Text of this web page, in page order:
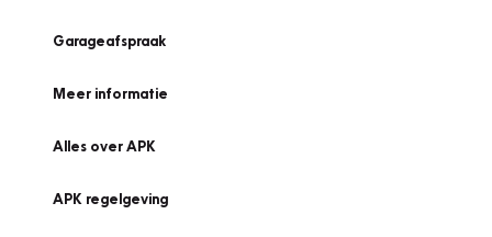
Garageafspraak
Meer informatie
Alles over APK
APK regelgeving